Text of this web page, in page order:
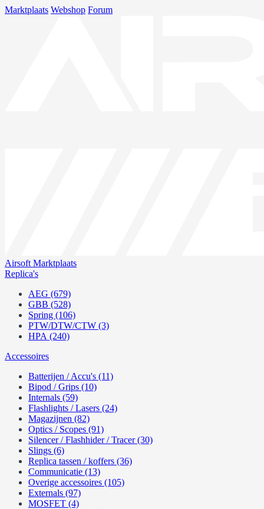
Marktplaats Webshop Forum
Airsoft Marktplaats
Replica's
AEG (679)
GBB (528)
Spring (106)
PTW/DTW/CTW (3)
HPA (240)
Accessoires
Batterijen / Accu's (11)
Bipod / Grips (10)
Internals (59)
Flashlights / Lasers (24)
Magazijnen (82)
Optics / Scopes (91)
Silencer / Flashhider / Tracer (30)
Slings (6)
Replica tassen / koffers (36)
Communicatie (13)
Overige accessoires (105)
Externals (97)
MOSFET (4)